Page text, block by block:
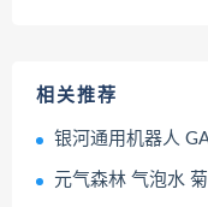
相关推荐
银河通用机器人
元气森林 气泡水